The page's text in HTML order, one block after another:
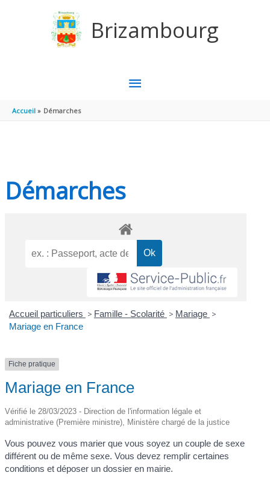
Brizambourg
MENU
Accueil Démarches
Démarches
Accueil particuliers > Famille - Scolarité > Mariage >
Mariage en France
Fiche pratique
Mariage en France
Vérifié le 28/03/2023 - Direction de l'information légale et
administrative (Première ministre), Ministère chargé de la justice
Vous pouvez vous marier que vous soyez un couple de sexe
différent ou de même sexe. Vous devez remplir certaines
conditions et déposer un dossier en mairie.